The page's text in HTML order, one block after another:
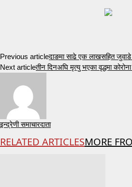
Previous articleदाङमा साढे एक लाखसहित
Next articleतीन दिनअघि मृत्यु भएका वृद्धमा
इन्द्रेणी समाचारदाता
RELATED ARTICLESMORE